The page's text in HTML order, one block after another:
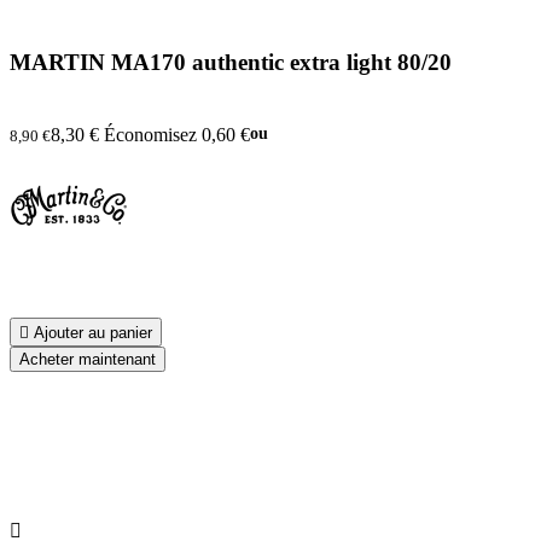
MARTIN MA170 authentic extra light 80/20
8,90 €8,30 € Économisez 0,60 €ou
 Ajouter au panier
Acheter maintenant
